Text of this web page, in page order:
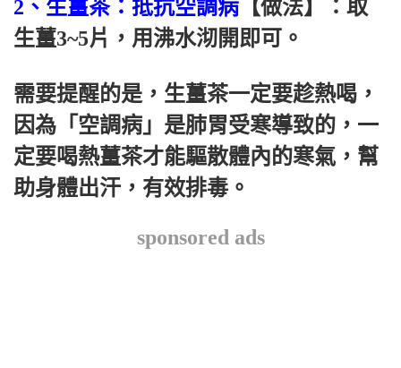
2、生薑茶：抵抗空調病【做法】：取
生薑3~5片，用沸水沏開即可。
需要提醒的是，生薑茶一定要趁熱喝，
因為「空調病」是肺胃受寒導致的，一
定要喝熱薑茶才能驅散體內的寒氣，幫
助身體出汗，有效排毒。
sponsored ads